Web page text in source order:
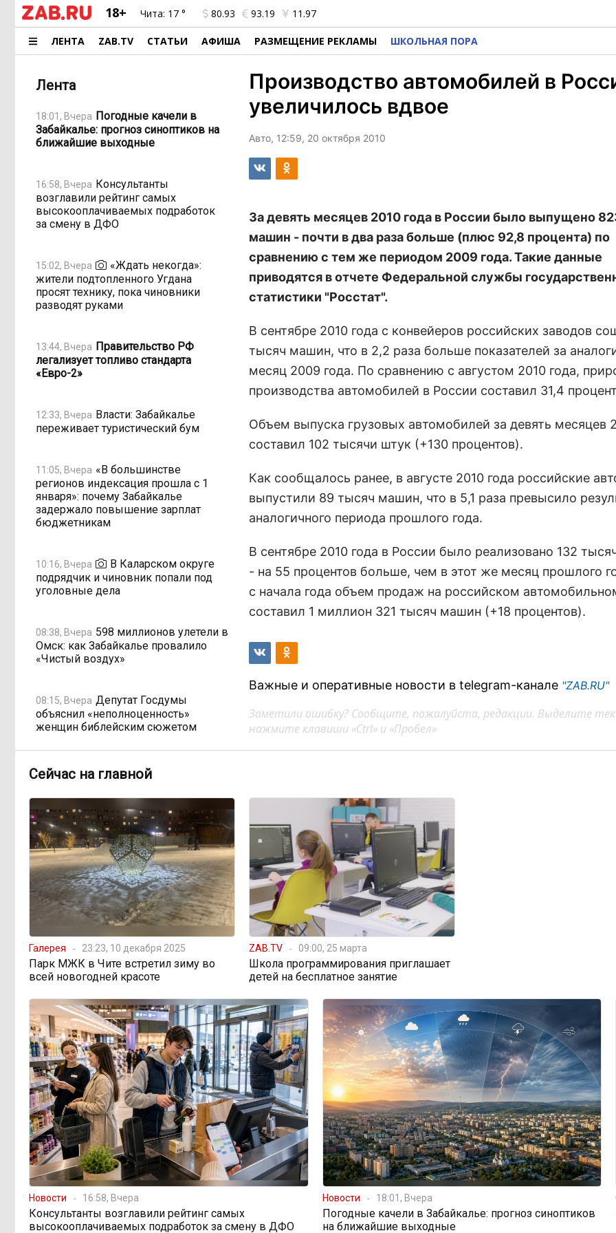
18+ Чита: 17 ° 80.93 93.19 11.97
ЛЕНТА ZAB.TV СТАТЬИ АФИША РАЗМЕЩЕНИЕ РЕКЛАМЫ ШКОЛЬНАЯ ПОРА
Лента
18:01, Вчера Погодные качели в
Забайкалье: прогноз синоптиков на
ближайшие выходные
16:58, Вчера Консультанты
возглавили рейтинг самых
высокооплачиваемых подработок
за смену в ДФО
15:02, Вчера
«Ждать некогда»:
жители подтопленного Угдана
просят технику, пока чиновники
разводят руками
13:44, Вчера Правительство РФ
легализует топливо стандарта
«Евро-2»
12:33, Вчера Власти: Забайкалье
переживает туристический бум
11:05, Вчера «В большинстве
регионов индексация прошла с 1
января»: почему Забайкалье
задержало повышение зарплат
бюджетникам
10:16, Вчера
В Каларском округе
подрядчик и чиновник попали под
уголовные дела
08:38, Вчера 598 миллионов улетели в
Омск: как Забайкалье провалило
«Чистый воздух»
08:15, Вчера Депутат Госдумы
объяснил «неполноценность»
женщин библейским сюжетом
08:10, Вчера
Прокуратура начала
проверку из-за раскопок ТГК-14
19:02, 5 августа Когда ждать денег?
Забайкалье — в списке регионов,
где бюджетники могут остаться без
выплат
17:30, 5 августа «Их масштаб может
превысить весь наш опыт»: Осипов
угрозе на фоне пожаров в Европе
16:00, 5 августа
По волнам Арахлея: на
любимом озере забайкальцев
улучшили LTE-сеть
12:33, 5 августа
Путин подписал закон,
вдвое расширяющий основания для
выдворения мигрантов
12:32, 5 августа Читинская
администрация хочет
отремонтировать кабинет за 6,8
миллиона: что скрывает смета?
11:47, 5 августа «Нефтемаркет»
отвечает: региональные власти
неточно изложили ситуацию с
Производство автомобилей в
увеличилось вдвое
Авто, 12:59, 20 октября 2010
За девять месяцев 2010 года в России было выпущено
машин - почти в два раза больше (плюс 92,8 процента) по
сравнению с тем же периодом 2009 года. Такие данные
приводятся в отчете Федеральной службы
статистики "Росстат".
В сентябре 2010 года с конвейеров российских заводов
тысяч машин, что в 2,2 раза больше показателей за
месяц 2009 года. По сравнению с августом 2010 года,
производства автомобилей в России составил 31,4
Объем выпуска грузовых автомобилей за девять месяцев
составил 102 тысячи штук (+130 процентов).
Как сообщалось ранее, в августе 2010 года российские
выпустили 89 тысяч машин, что в 5,1 раза превысило
аналогичного периода прошлого года.
В сентябре 2010 года в России было реализовано 132
- на 55 процентов больше, чем в этот же месяц прошлого
с начала года объем продаж на российском
составил 1 миллион 321 тысяч машин (+18 процентов).
Важные и оперативные новости в telegram-канале "ZAB.RU"
Заметили ошибку? Сообщите, пожалуйста, редакции. Выделите
нажмите клавиши «Ctrl» и «Пробел»
Сейчас на главной
Галерея 23:23, 10 декабря 2025
Парк МЖК в Чите встретил зиму во
всей новогодней красоте
ZAB.TV 09:00, 25 марта
Школа программирования приглашает
детей на бесплатное занятие
Новости 16:58, Вчера
Консультанты возглавили рейтинг самых
высокооплачиваемых подработок за смену в ДФО
Новости 18:01, Вчера
Погодные качели в Забайкалье: прогноз синоптиков
на ближайшие выходные